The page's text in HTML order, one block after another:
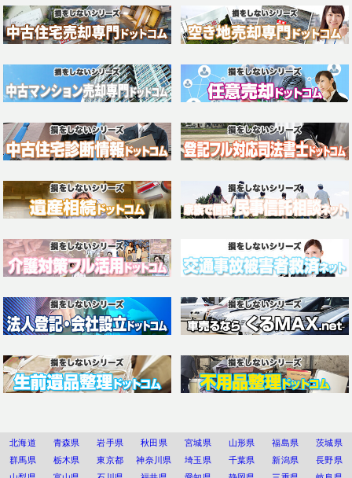
北海道 青森県 岩手県 秋田県 宮城県 山形県 福島県
茨城県
群馬県
栃木県 東京都 神奈川県 埼玉県 千葉県 新潟県
長野県